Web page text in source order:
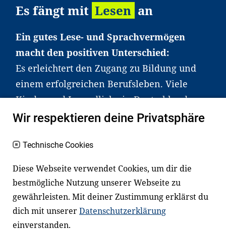
Es fängt mit Lesen an
Ein gutes Lese- und Sprachvermögen
macht den positiven Unterschied:
Es erleichtert den Zugang zu Bildung und
einem erfolgreichen Berufsleben. Viele
Kinder und Jugendliche in Deutschland
haben aber große Schwierigkeiten dabei.
an Familien sowie an Erzieher*innen,
Lehrer*innen und andere
Fachexpert*innen. Dafür arbeiten wir eng
mit Ministerien, wissenschaftlichen
Einrichtungen, Verbänden, Unternehmen
und anderen Stiftungen zusammen.
Wir respektieren deine Privatsphäre
Technische Cookies
Diese Webseite verwendet Cookies, um dir die
bestmögliche Nutzung unserer Webseite zu
gewährleisten. Mit deiner Zustimmung erklärst du
dich mit unsererDatenschutzerklärung
einverstanden.